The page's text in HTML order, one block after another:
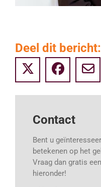
Deel dit bericht:
Contact
Bent u
betekenen op het
Vraag dan gratis
hieronder!